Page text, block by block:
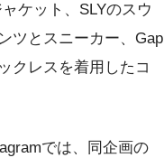
ケット、SLYのスウ
ツとスニーカー、Gap
クレスを着用したコ
では、同企画の